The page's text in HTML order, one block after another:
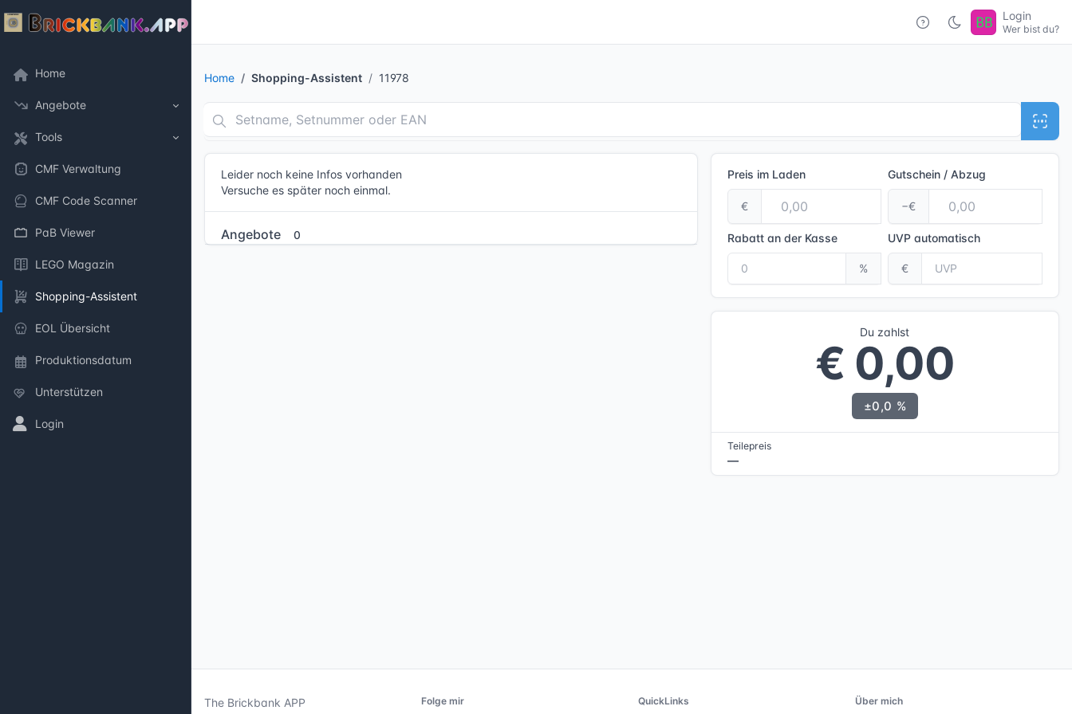
Home
Angebote
Tools
CMF Verwaltung
CMF Code Scanner
PaB Viewer
LEGO Magazin
Shopping-Assistent
EOL Übersicht
Produktionsdatum
Unterstützen
Login
Login
Wer bist du?
Home Shopping-Assistent 11978
Leider noch keine Infos vorhanden
Versuche es später noch einmal.
Angebote 0
Preis im Laden
€
Gutschein / Abzug
−€
Rabatt an der Kasse
%
UVPautomatisch
€
Du zahlst
€ 0,00
±0,0 %
Teilepreis
—
The Brickbank APP Folge mir QuickLinks Über mich